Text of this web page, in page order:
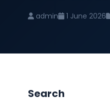
admin 1 June 2026
Search